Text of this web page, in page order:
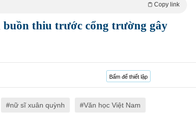
Copy link
buồn thiu trước cổng trường gây
Bấm để thiết lập
nữ sĩ xuân quỳnh Văn học Việt Nam